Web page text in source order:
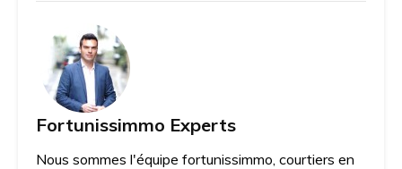
Fortunissimmo Experts
Nous sommes l'équipe fortunissimmo, courtiers en